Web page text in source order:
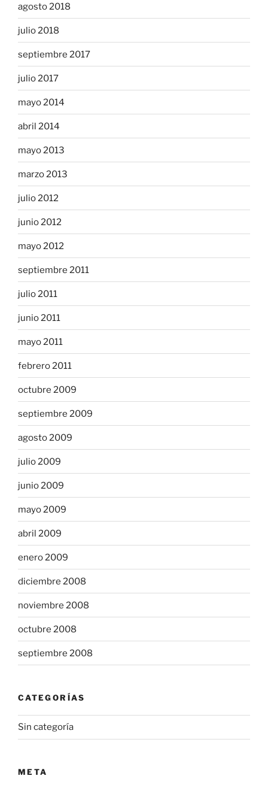
agosto 2018
julio 2018
septiembre 2017
julio 2017
mayo 2014
abril 2014
mayo 2013
marzo 2013
julio 2012
junio 2012
mayo 2012
septiembre 2011
julio 2011
junio 2011
mayo 2011
febrero 2011
octubre 2009
septiembre 2009
agosto 2009
julio 2009
junio 2009
mayo 2009
abril 2009
enero 2009
diciembre 2008
noviembre 2008
octubre 2008
septiembre 2008
CATEGORÍAS
Sin categoría
META